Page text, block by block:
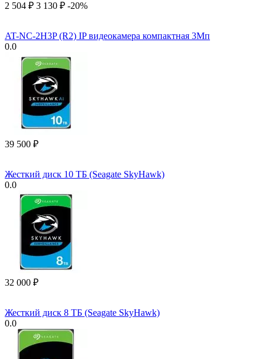
2 504 ₽ 3 130 ₽ -20%
AT-NC-2H3P (R2) IP видеокамера компактная 3Мп
0.0
39 500 ₽
Жесткий диск 10 ТБ (Seagate SkyHawk)
0.0
32 000 ₽
Жесткий диск 8 ТБ (Seagate SkyHawk)
0.0